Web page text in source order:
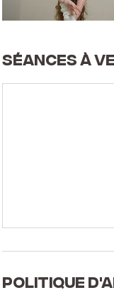
Séances à
Politique